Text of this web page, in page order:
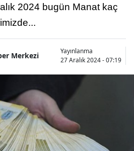
2024 bugün Manat kaç
Merkezi
Yayınlanma
27 Aralık 2024 - 07:19